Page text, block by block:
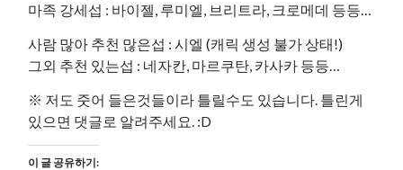
마족 강세섭 : 바이젤, 루미엘, 브리트라, 크로메데 등등…
사람 많아 추천 많은섭 : 시엘 (캐릭 생성 불가 상태!)
그외 추천 있는섭 : 네자칸, 마르쿠탄, 카사카 등등…
※ 저도 줏어 들은것들이라 틀릴수도 있습니다. 틀린게
있으면 댓글로 알려주세요. :D
이 글 공유하기: